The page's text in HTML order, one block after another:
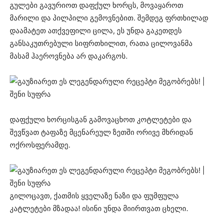
გულები გავურიოთ დაფქულ ხორცს, მოვაყაროთ
მარილი და პილპილი გემოვნებით. შემდეგ ფრთხილად
დაამატეთ ათქვეფილი ცილა, ეს უნდა გაკეთდეს
განსაკუთრებული სიფრთხილით, რათა ცილოვანმა
მასამ ჰაეროვნება არ დაკარგოს.
დაფქული ხორცისგან გამოვაცხოთ კოტლეტები და
შევწვათ ტაფაზე მცენარეულ ზეთში ორივე მხრიდან
ოქროსფერამდე.
გილოცავთ, ქათმის ყველაზე ნაზი და ფუმფულა
კატლეტები მზადაა! ისინი უნდა მიირთვათ ცხელი.